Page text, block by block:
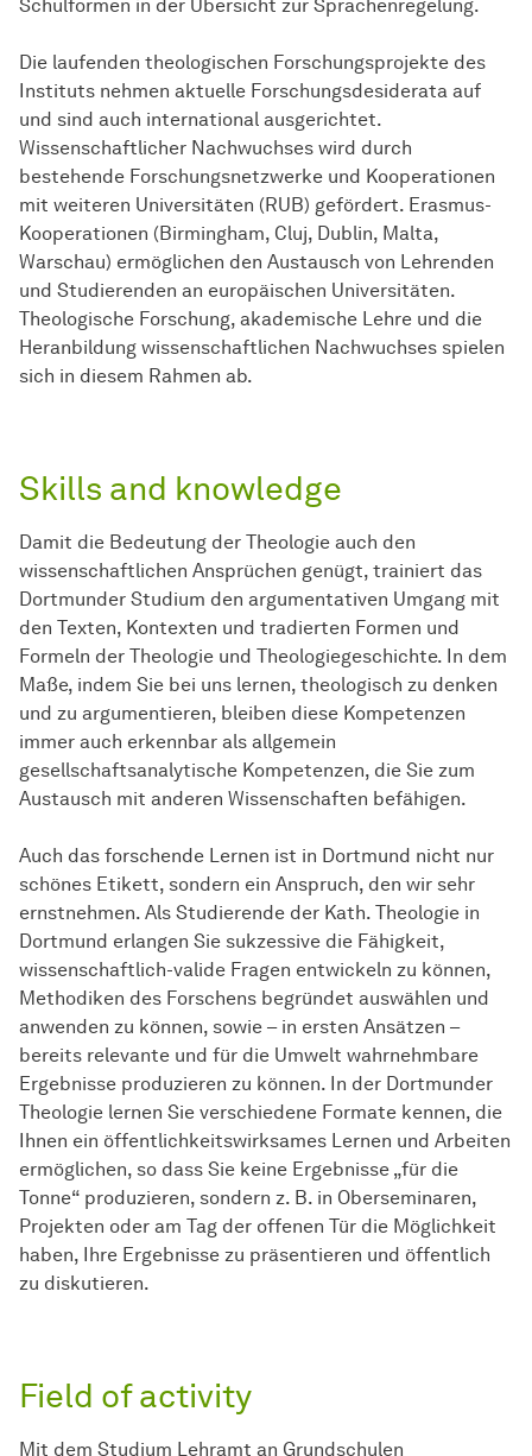
Schulformen in der Übersicht zur Sprachenregelung.
Die laufenden theologischen Forschungsprojekte des
Instituts nehmen aktuelle Forschungsdesiderata auf
und sind auch international ausgerichtet.
Wissenschaftlicher Nachwuchses wird durch
bestehende Forschungsnetzwerke und Kooperationen
mit weiteren Universitäten (RUB) gefördert. Erasmus-
Kooperationen (Birmingham, Cluj, Dublin, Malta,
Warschau) ermöglichen den Austausch von Lehrenden
und Studierenden an europäischen Universitäten.
Theologische Forschung, akademische Lehre und die
Heranbildung wissenschaftlichen Nachwuchses spielen
sich in diesem Rahmen ab.
Skills and knowledge
Damit die Bedeutung der Theologie auch den
wissenschaftlichen Ansprüchen genügt, trainiert das
Dortmunder Studium den argumentativen Umgang mit
den Texten, Kontexten und tradierten Formen und
Formeln der Theologie und Theologiegeschichte. In dem
Maße, indem Sie bei uns lernen, theologisch zu denken
und zu argumentieren, bleiben diese Kompetenzen
immer auch erkennbar als allgemein
gesellschaftsanalytische Kompetenzen, die Sie zum
Austausch mit anderen Wissenschaften befähigen.
Auch das forschende Lernen ist in Dortmund nicht nur
schönes Etikett, sondern ein Anspruch, den wir sehr
ernstnehmen. Als Studierende der Kath. Theologie in
Dortmund erlangen Sie sukzessive die Fähigkeit,
wissenschaftlich-valide Fragen entwickeln zu können,
Methodiken des Forschens begründet auswählen und
anwenden zu können, sowie – in ersten Ansätzen –
bereits relevante und für die Umwelt wahrnehmbare
Ergebnisse produzieren zu können. In der Dortmunder
Theologie lernen Sie verschiedene Formate kennen, die
Ihnen ein öffentlichkeitswirksames Lernen und Arbeiten
ermöglichen, so dass Sie keine Ergebnisse „für die
Tonne“ produzieren, sondern z. B. in Oberseminaren,
Projekten oder am Tag der offenen Tür die Möglichkeit
haben, Ihre Ergebnisse zu präsentieren und öffentlich
zu diskutieren.
Field of activity
Mit dem Studium Lehramt an Grundschulen